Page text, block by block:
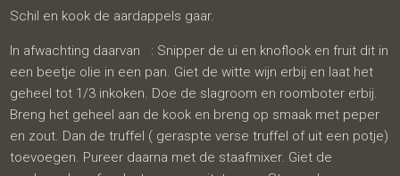
Schil en kook de aardappels gaar.
In afwachting daarvan : Snipper de ui en knoflook en fruit dit in
een beetje olie in een pan. Giet de witte wijn erbij en laat het
geheel tot 1/3 inkoken. Doe de slagroom en roomboter erbij.
Breng het geheel aan de kook en breng op smaak met peper
en zout. Dan de truffel ( geraspte verse truffel of uit een potje)
toevoegen. Pureer daarna met de staafmixer. Giet de